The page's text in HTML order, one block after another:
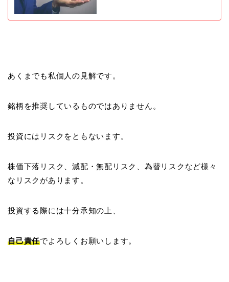
あくまでも私個人の見解です。
銘柄を推奨しているものではありません。
投資にはリスクをともないます。
株価下落リスク、減配・無配リスク、為替リスクなど様々
なリスクがあります。
投資する際には十分承知の上、
自己責任でよろしくお願いします。